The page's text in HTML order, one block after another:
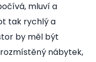
mluví a
tak rychlý a
by měl být
nábytek,